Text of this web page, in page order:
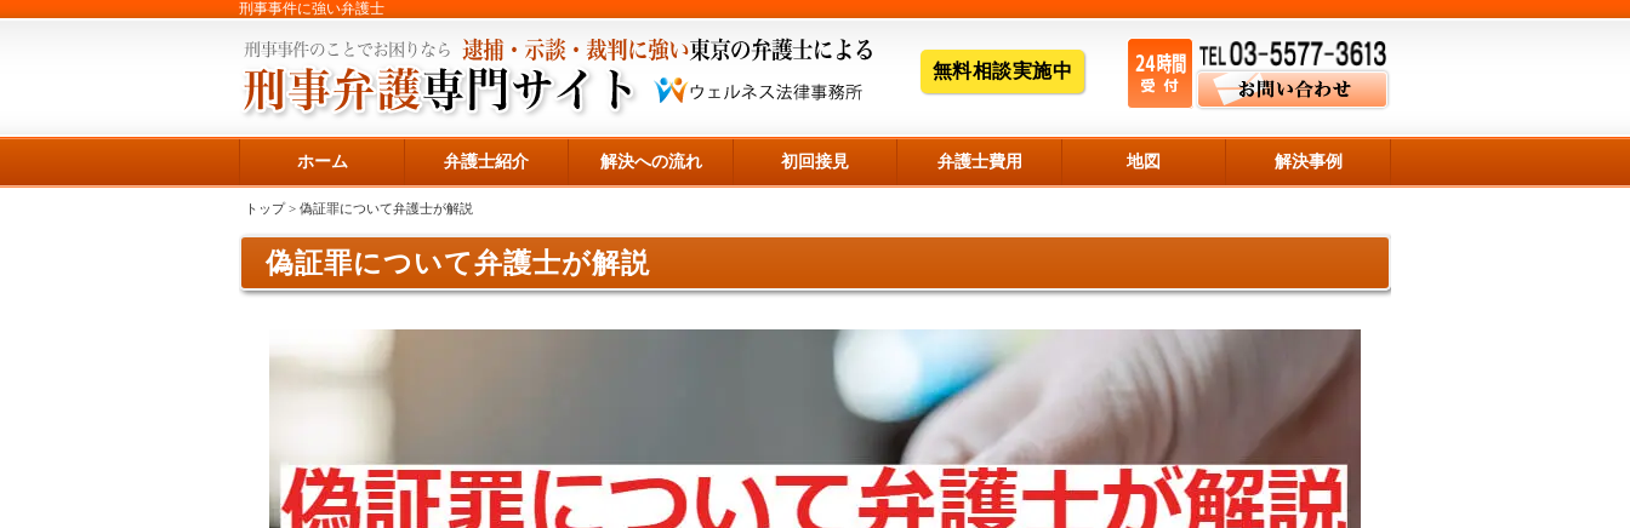
刑事事件に強い弁護士
無料相談実施中
ホーム 弁護士紹介 解決への流れ 初回接見 弁護士費用 地図 解決事例
トップ > 偽証罪について弁護士が解説
偽証罪について弁護士が解説